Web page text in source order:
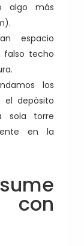
algo más
espacio
falso techo
los
el depósito
sola torre
en la